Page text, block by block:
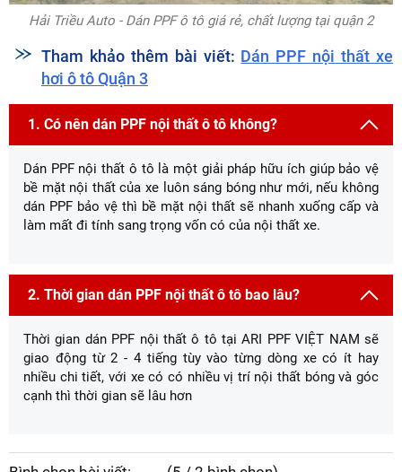
Hải Triều Auto - Dán PPF ô tô giá rẻ, chất lượng tại quận 2
Tham khảo thêm bài viết: Dán PPF nội thất xe
hơi ô tô Quận 3
1. Có nên dán PPF nội thất ô tô không?
Dán PPF nội thất ô tô là một giải pháp hữu ích giúp bảo vệ
bề mặt nội thất của xe luôn sáng bóng như mới, nếu không
dán PPF bảo vệ thì bề mặt nội thất sẽ nhanh xuống cấp và
làm mất đi tính sang trọng vốn có của nội thất xe.
2. Thời gian dán PPF nội thất ô tô bao lâu?
Thời gian dán PPF nội thất ô tô tại ARI PPF VIỆT NAM sẽ
giao động từ 2 - 4 tiếng tùy vào từng dòng xe có ít hay
nhiều chi tiết, với xe có có nhiều vị trí nội thất bóng và góc
cạnh thì thời gian sẽ lâu hơn